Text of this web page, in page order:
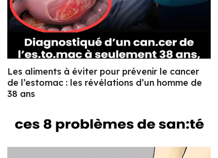
Les aliments à éviter pour prévenir le cancer
de l’estomac : les révélations d’un homme de
38 ans